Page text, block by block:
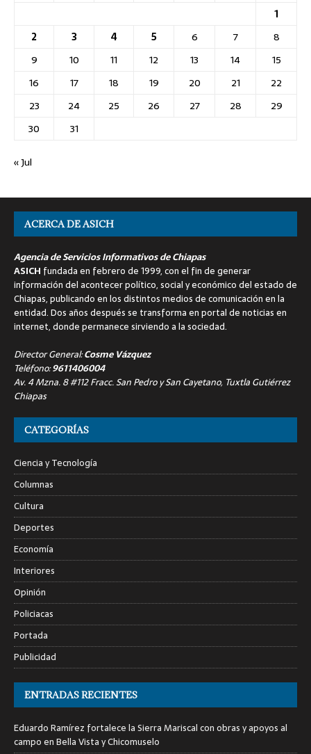
1
2
3 4 5 6 7
8
9
10 11 12 13 14
15
16
17 18 19 20 21
22
23
24 25 26 27 28
29
30
31
« Jul
ACERCA DE ASICH
Agencia de Servicios Informativos de Chiapas
ASICH fundada en febrero de 1999, con el fin de generar
información del acontecer político, social y económico del estado de
Chiapas, publicando en los distintos medios de comunicación en la
entidad. Dos años después se transforma en portal de noticias en
internet, donde permanece sirviendo a la sociedad.
Director General:Cosme Vázquez
Teléfono:9611406004
Av. 4 Mzna. 8 #112 Fracc. San Pedro y San Cayetano, Tuxtla Gutiérrez
Chiapas
CATEGORÍAS
Ciencia y Tecnología
Columnas
Cultura
Deportes
Economía
Interiores
Opinión
Policiacas
Portada
Publicidad
ENTRADAS RECIENTES
Eduardo Ramírez fortalece la Sierra Mariscal con obras y apoyos al
campo en Bella Vista y Chicomuselo